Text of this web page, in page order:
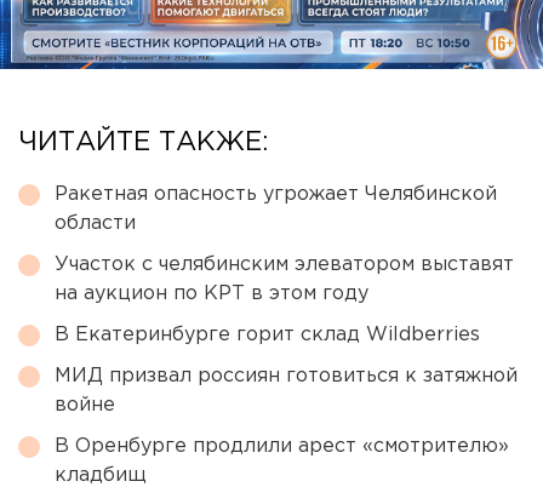
ЧИТАЙТЕ ТАКЖЕ:
Ракетная опасность угрожает Челябинской
области
Участок с челябинским элеватором выставят
на аукцион по КРТ в этом году
В Екатеринбурге горит склад Wildberries
МИД призвал россиян готовиться к затяжной
войне
В Оренбурге продлили арест «смотрителю»
кладбищ